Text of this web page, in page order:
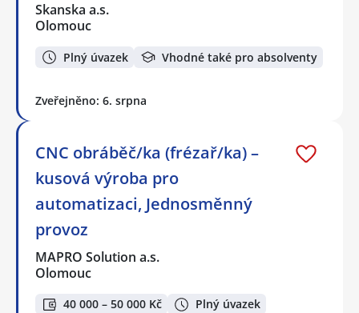
Skanska a.s.
Olomouc
Plný úvazek Vhodné také pro absolventy
Zveřejněno: 6. srpna
CNC obráběč/ka (frézař/ka) –
kusová výroba pro
automatizaci, Jednosměnný
provoz
MAPRO Solution a.s.
Olomouc
40 000 – 50 000 Kč Plný úvazek